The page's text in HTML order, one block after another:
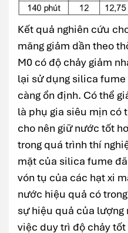
Kết quả nghiên cứu
măng giảm dần theo
M0 có độ chảy giảm
lại sử dụng silica
càng ổn định. Có thể
là phụ gia siêu mịn có
cho nên giữ nước tốt
trong quá trình thí
mặt của silica fume
vón tụ của các hạt xi
nước hiệu quả có
sự hiệu quả của lượng
việc duy trì độ chảy